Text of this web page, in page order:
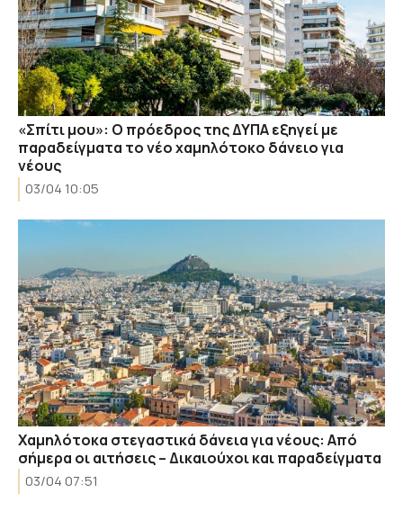
«Σπίτι μου»: Ο πρόεδρος της ΔΥΠΑ εξηγεί με
παραδείγματα το νέο χαμηλότοκο δάνειο για
νέους
03/04 10:05
Χαμηλότοκα στεγαστικά δάνεια για νέους: Από
σήμερα οι αιτήσεις – Δικαιούχοι και παραδείγματα
03/04 07:51